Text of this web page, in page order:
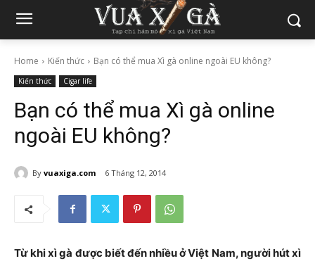
Home Kiến thức Bạn có thể mua Xì gà online ngoài EU không?
Kiến thức Cigar life
Bạn có thể mua Xì gà online
ngoài EU không?
By vuaxiga.com 6 Tháng 12, 2014
Từ khi xì gà được biết đến nhiều ở Việt Nam, người hút xì